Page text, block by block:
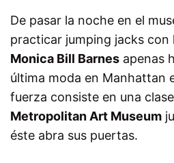
De pasar la noche en el
practicar jumping jacks con
Monica Bill Barnes apenas
última moda en Manhattan
fuerza consiste en una
Metropolitan Art Museum
éste abra sus puertas.